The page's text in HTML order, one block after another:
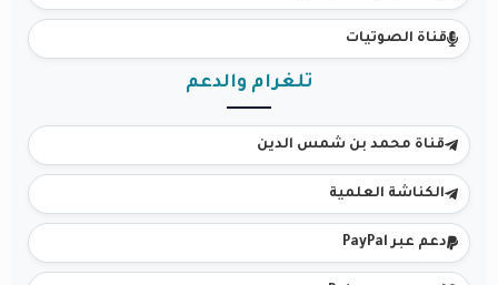
قناة الصوتيات
تلغرام والدعم
قناة محمد بن شمس الدين
الكناشة العلمية
دعم عبر PayPal